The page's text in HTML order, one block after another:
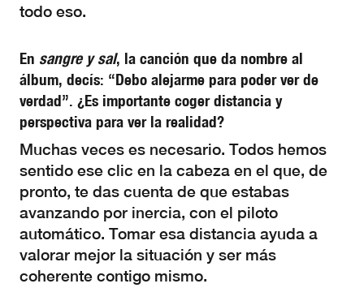
todo eso.
En sangre y sal, la canción que da nombre al
álbum, decís: “Debo alejarme para poder ver de
verdad”. ¿Es importante coger distancia y
perspectiva para ver la realidad?
Muchas veces es necesario. Todos hemos
sentido ese clic en la cabeza en el que, de
pronto, te das cuenta de que estabas
avanzando por inercia, con el piloto
automático. Tomar esa distancia ayuda a
valorar mejor la situación y ser más
coherente contigo mismo.